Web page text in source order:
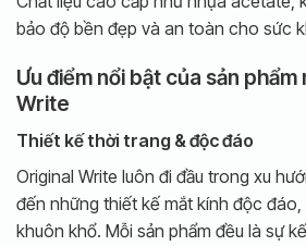
bảo độ bền đẹp và an toàn cho sức
Ưu điểm nổi bật của sản
Write
Thiết kế thời trang & độc đáo
Original Write luôn đi đầu trong xu
đến những thiết kế mắt kính độc
khuôn khổ. Mỗi sản phẩm đều là sự